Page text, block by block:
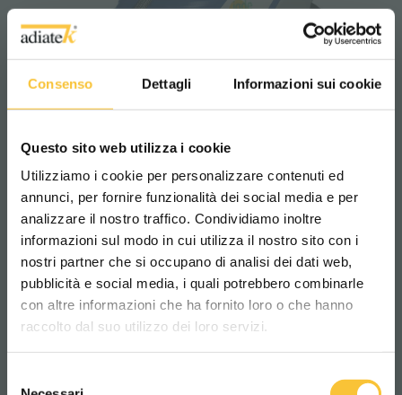
Consenso Dettagli Informazioni sui cookie
Questo sito web utilizza i cookie
Utilizziamo i cookie per personalizzare contenuti ed
annunci, per fornire funzionalità dei social media e per
analizzare il nostro traffico. Condividiamo inoltre
informazioni sul modo in cui utilizza il nostro sito con i
nostri partner che si occupano di analisi dei dati web,
pubblicità e social media, i quali potrebbero combinarle
con altre informazioni che ha fornito loro o che hanno
raccolto dal suo utilizzo dei loro servizi.
jade 55
Scegli il paese in cui ti trovi e la tua
lingua per una migliore esperienza di
navigazione